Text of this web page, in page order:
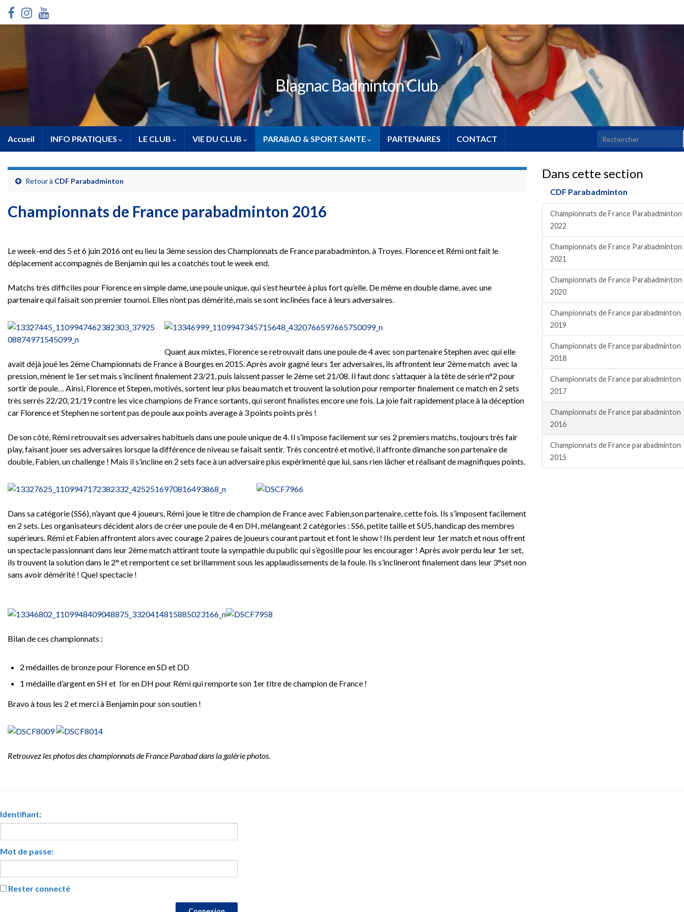
Blagnac Badminton Club
Accueil INFO PRATIQUES LE CLUB VIE DU CLUB PARABAD & SPORT SANTE PARTENAIRES CONTACT Search for:
Retour à CDF Parabadminton
Championnats de France parabadminton 2016
Le week-end des 5 et 6 juin 2016 ont eu lieu la 3ème session des Championnats de France parabadminton, à Troyes. Florence et Rémi ont fait le
déplacement accompagnés de Benjamin qui les a coatchés tout le week end.
Matchs très difficiles pour Florence en simple dame, une poule unique, qui s’est heurtée à plus fort qu’elle. De même en double dame, avec une
partenaire qui faisait son premier tournoi. Elles n’ont pas démérité, mais se sont inclinées face à leurs adversaires.
Quant aux mixtes, Florence se retrouvait dans une poule de 4 avec son partenaire Stephen avec qui elle
avait déjà joué les 2ème Championnats de France à Bourges en 2015. Après avoir gagné leurs 1er adversaires, ils affrontent leur 2ème match avec la
pression, mènent le 1er set mais s’inclinent finalement 23/21, puis laissent passer le 2ème set 21/08. Il faut donc s’attaquer à la tête de série n°2 pour
sortir de poule… Ainsi, Florence et Stepen, motivés, sortent leur plus beau match et trouvent la solution pour remporter finalement ce match en 2 sets
très serrés 22/20, 21/19 contre les vice champions de France sortants, qui seront finalistes encore une fois. La joie fait rapidement place à la déception
car Florence et Stephen ne sortent pas de poule aux points average à 3 points points près !
De son côté, Rémi retrouvait ses adversaires habituels dans une poule unique de 4. Il s’impose facilement sur ses 2 premiers matchs, toujours très fair
play, faisant jouer ses adversaires lorsque la différence de niveau se faisait sentir. Très concentré et motivé, il affronte dimanche son partenaire de
double, Fabien, un challenge ! Mais il s’incline en 2 sets face à un adversaire plus expérimenté que lui, sans rien lâcher et réalisant de magnifiques points.
Dans sa catégorie (SS6), n’ayant que 4 joueurs, Rémi joue le titre de champion de France avec Fabien,son partenaire, cette fois. Ils s’imposent facilement
en 2 sets. Les organisateurs décident alors de créer une poule de 4 en DH, mélangeant 2 catégories : SS6, petite taille et SU5, handicap des membres
supérieurs. Rémi et Fabien affrontent alors avec courage 2 paires de joueurs courant partout et font le show ! Ils perdent leur 1er match et nous offrent
un spectacle passionnant dans leur 2ème match attirant toute la sympathie du public qui s’égosille pour les encourager ! Après avoir perdu leur 1er set,
ils trouvent la solution dans le 2° et remportent ce set brillamment sous les applaudissements de la foule. Ils s’inclineront finalement dans leur 3°set non
sans avoir démérité ! Quel spectacle !
Bilan de ces championnats :
2 médailles de bronze pour Florence en SD et DD
1 médaille d’argent en SH et l’or en DH pour Rémi qui remporte son 1er titre de champion de France !
Bravo à tous les 2 et merci à Benjamin pour son soutien !
Retrouvez les photos des championnats de France Parabad dans la galérie photos.
Dans cette section
CDF Parabadminton
Championnats de France Parabadminton
2022
Championnats de France Parabadminton
2021
Championnats de France Parabadminton
2020
Championnats de France parabadminton
2019
Championnats de France parabadminton
2018
Championnats de France parabadminton
2017
Championnats de France parabadminton
2016
Championnats de France parabadminton
2015
Identifiant:
Mot de passe:
Rester connecté